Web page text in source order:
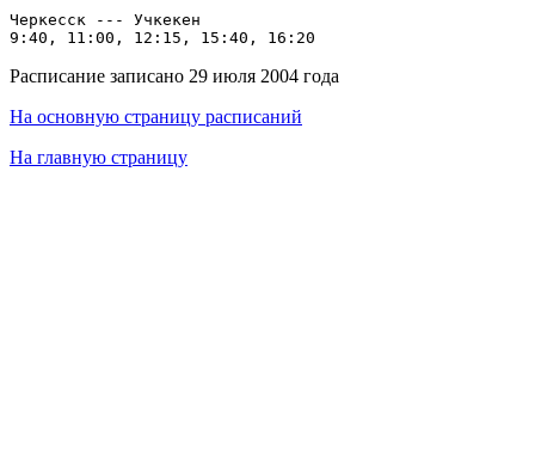
Черкесск --- Учкекен
Расписание записано 29 июля 2004 года
На основную страницу расписаний
На главную страницу